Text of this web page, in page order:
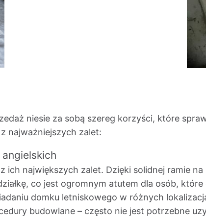
niesie za sobą szereg korzyści, które
najważniejszych zalet:
największych zalet. Dzięki solidnej ramie na
co jest ogromnym atutem dla osób, które
domku letniskowego w różnych
budowlane – często nie jest potrzebne